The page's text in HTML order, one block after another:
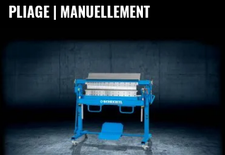
PLIAGE | MANUELLEMENT